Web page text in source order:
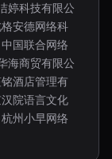
婷科技有限公
安德网络科
中国联合网络
海商贸有限公
酒店管理有
院语言文化
杭州小早网络